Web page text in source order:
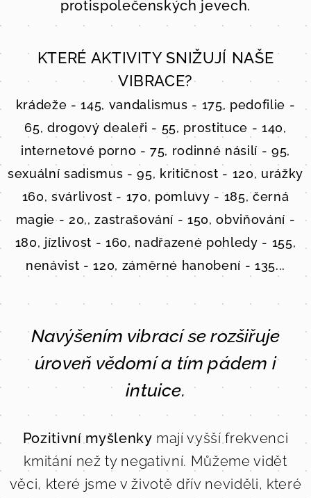
protispolečenských jevech.
KTERÉ AKTIVITY SNIŽUJÍ NAŠE
VIBRACE?
krádeže - 145, vandalismus - 175, pedofilie -
65, drogový dealeři - 55, prostituce - 140,
internetové porno - 75, rodinné násilí - 95,
sexuální sadismus - 95, kritičnost - 120, urážky
160, svárlivost - 170, pomluvy - 185, černá
magie - 20,, zastrašování - 150, obviňování -
180, jízlivost - 160, nadřazené pohledy - 155,
nenávist - 120, záměrné hanobení - 135...
Navýšením vibrací se rozšiřuje
úroveň vědomí a tím pádem i
intuice.
Pozitivní myšlenky mají vyšší frekvenci
kmitání než ty negativní. Můžeme vidět
věci, které jsme v životě dřív neviděli, které